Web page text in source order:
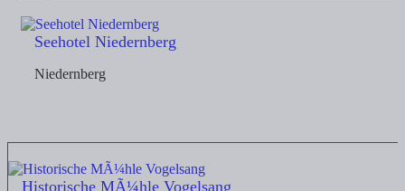
Seehotel Niedernberg
Niedernberg
Historische MÃ¼hle Vogelsang